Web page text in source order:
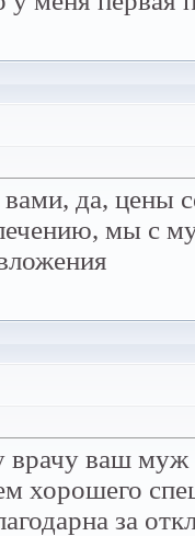
вами, да, цены
мы с
врачу ваш
хорошего
за